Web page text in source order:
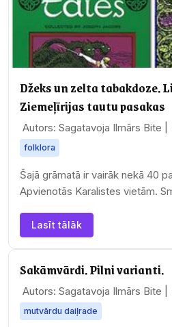
Džeks un zelta tabakdoze.
Ziemeļīrijas tautu pasakas
Autors: Sagatavoja Ilmārs Bite |
folklora
Šajā grāmatā ir vairāk nekā 40
Apvienotās Karalistes vietām.
Lasīt tālāk
Sakāmvārdi. Pilni varianti.
Autors: Sagatavoja Ilmārs Bite |
mutvārdu daiļrade